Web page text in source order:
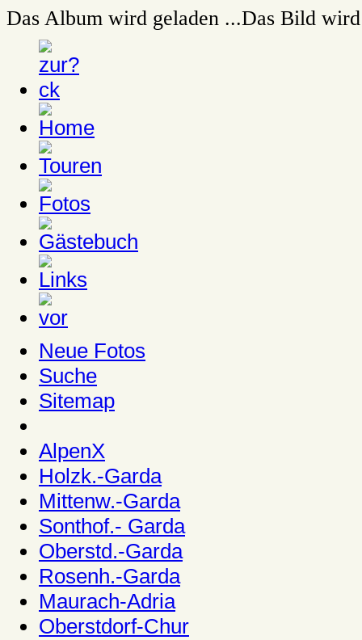
Das Album wird geladen ...Das Bild
Neue Fotos
Suche
Sitemap
AlpenX
Holzk.-Garda
Mittenw.-Garda
Sonthof.- Garda
Oberstd.-Garda
Rosenh.-Garda
Maurach-Adria
Oberstdorf-Chur